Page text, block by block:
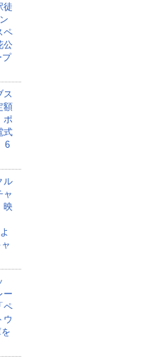
徒
ペ
公
プ
ス
額
ポ
式
6
ル
ャ
映
ー
ペ
ウ